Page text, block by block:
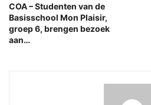
COA – Studenten van de
Basisschool Mon Plaisir,
groep 6, brengen bezoek
aan…